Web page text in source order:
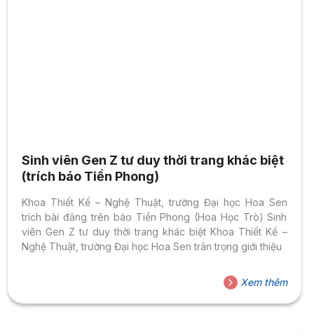
Sinh viên Gen Z tư duy thời trang khác biệt
(trích báo Tiền Phong)
Khoa Thiết Kế – Nghệ Thuật, trường Đại học Hoa Sen
trích bài đăng trên báo Tiền Phong (Hoa Học Trò) Sinh
viên Gen Z tư duy thời trang khác biệt Khoa Thiết Kế –
Nghệ Thuật, trường Đại học Hoa Sen trân trọng giới thiệu
Xem thêm